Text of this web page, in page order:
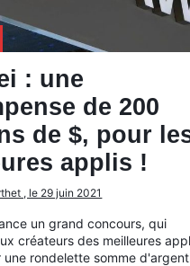
: une
de 200
de $, pour
applis !
, le 29 juin 2021
un grand concours, qui
créateurs des meilleures
une rondelette somme